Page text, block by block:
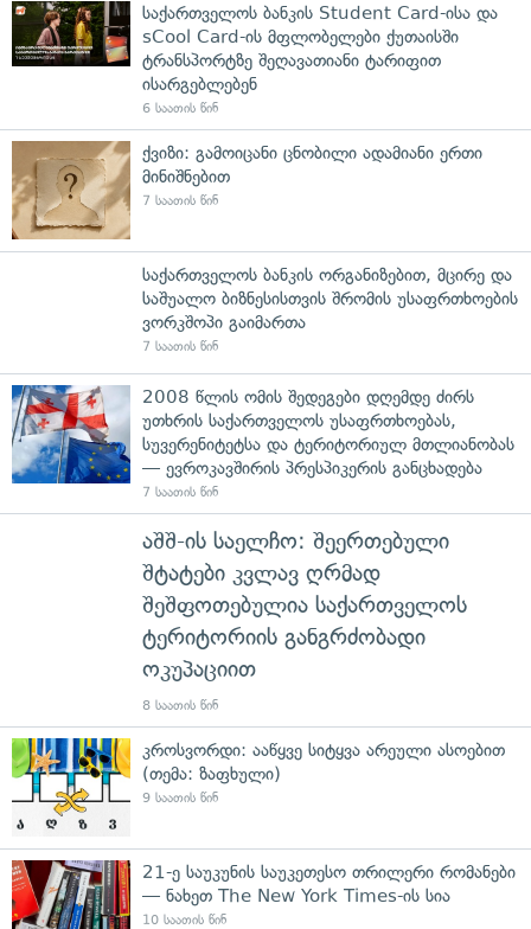
საქართველოს ბანკის Student Card-ისა და
sCool Card-ის მფლობელები ქუთაისში
ტრანსპორტზე შეღავათიანი ტარიფით
ისარგებლებენ
6 საათის წინ
ქვიზი: გამოიცანი ცნობილი ადამიანი ერთი
მინიშნებით
7 საათის წინ
საქართველოს ბანკის ორგანიზებით, მცირე და
საშუალო ბიზნესისთვის შრომის უსაფრთხოების
ვორკშოპი გაიმართა
7 საათის წინ
2008 წლის ომის შედეგები დღემდე ძირს
უთხრის საქართველოს უსაფრთხოებას,
სუვერენიტეტსა და ტერიტორიულ მთლიანობას
— ევროკავშირის პრესპიკერის განცხადება
7 საათის წინ
აშშ-ის საელჩო: შეერთებული
შტატები კვლავ ღრმად
შეშფოთებულია საქართველოს
ტერიტორიის განგრძობადი
ოკუპაციით
8 საათის წინ
კროსვორდი: ააწყვე სიტყვა არეული ასოებით
(თემა: ზაფხული)
9 საათის წინ
21-ე საუკუნის საუკეთესო თრილერი რომანები
— ნახეთ The New York Times-ის სია
10 საათის წინ